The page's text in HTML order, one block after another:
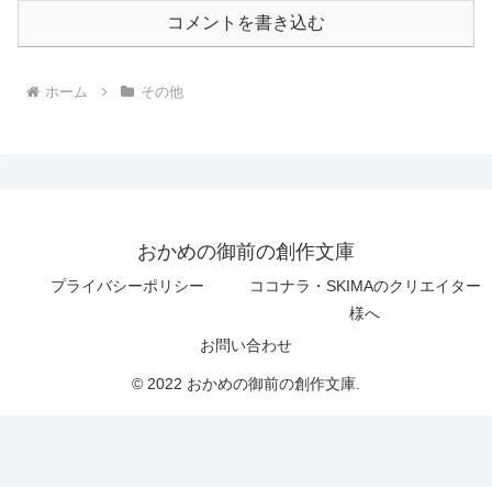
コメントを書き込む
ホーム その他
おかめの御前の創作文庫
プライバシーポリシー
ココナラ・SKIMAのクリエイター
様へ
お問い合わせ
© 2022 おかめの御前の創作文庫.